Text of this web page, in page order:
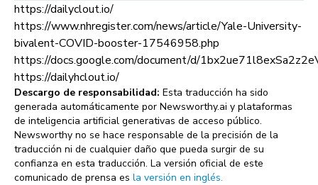
https://dailyclout.io/
https://www.nhregister.com/news/article/Yale-University-
bivalent-COVID-booster-17546958.php
https://docs.google.com/document/d/
https://dailyhclout.io/
Descargo de responsabilidad: Esta traducción ha sido
generada automáticamente por Newsworthy.ai y plataformas
de inteligencia artificial generativas de acceso público.
Newsworthy no se hace responsable de la precisión de la
traducción ni de cualquier daño que pueda surgir de su
confianza en esta traducción. La versión oficial de este
comunicado de prensa es la versión en inglés.